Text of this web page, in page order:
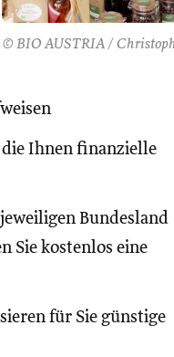
© BIO AUSTRIA /
Ihnen finanzielle
Bundesland
Sie kostenlos eine
für Sie günstige